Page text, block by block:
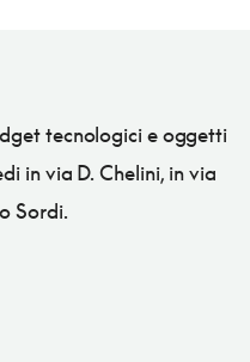
tecnologici e oggetti
in via D. Chelini, in via
Sordi.